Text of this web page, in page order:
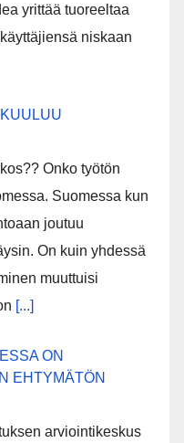
yrittää tuoreeltaa
niskaan
Onko työtön
Suomessa kun
joutuu
On kuin yhdessä
muuttuisi
[...]
ON
EHTYMÄTÖN
arviointikeskus